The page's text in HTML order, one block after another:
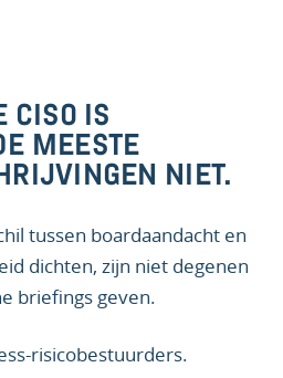
CISO IS
MEESTE
NIET.
tussen boardaandacht en
dichten, zijn niet degenen
briefings geven.
risicobestuurders.